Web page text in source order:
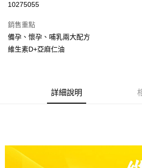
悠遊付
AFTEE先享後付
１．簡單：不需註冊會員、不需綁卡、不需儲值。
２．便利：只要手機號碼，簡訊認證，即可結帳。
結帳頁面，進行簡訊認證並確認金額後，即可完成
２．訂單成立數日內，您將收到繳費通知簡訊。
7-11取貨付款
每筆NT$70，滿NT$600(含以上)免運費
10275055
銷售重點
備孕、懷孕、哺乳兩大配方
維生素D+亞麻仁油
詳細說明